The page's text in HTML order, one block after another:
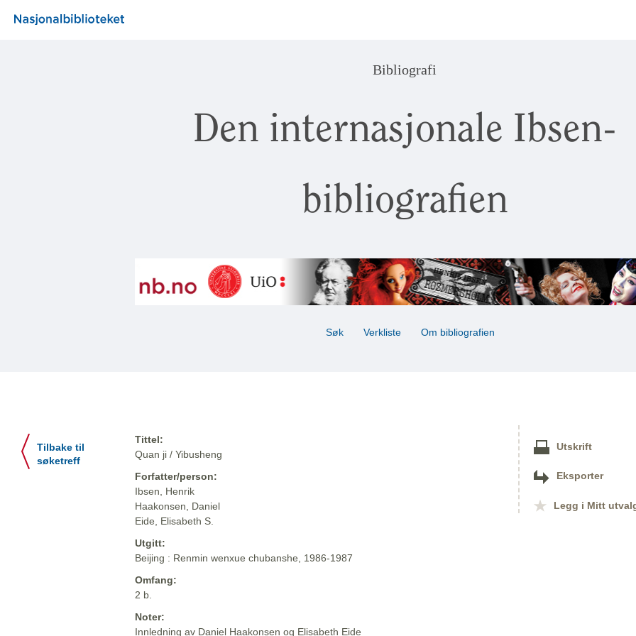
Bibliografi
Den internasjonale Ibsen-
bibliografien
Søk Verkliste Om bibliografien
Tilbake til
søketreff
Tittel:
Quan ji / Yibusheng
Forfatter/person:
Ibsen, Henrik
Haakonsen, Daniel
Eide, Elisabeth S.
Utgitt:
Beijing : Renmin wenxue chubanshe, 1986-1987
Omfang:
2 b.
Noter:
Innledning av Daniel Haakonsen og Elisabeth Eide
Utskrift
Eksporter
Legg i Mitt